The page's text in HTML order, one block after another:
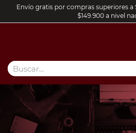
Envío gratis por compras superiores a
$149.900 a nivel